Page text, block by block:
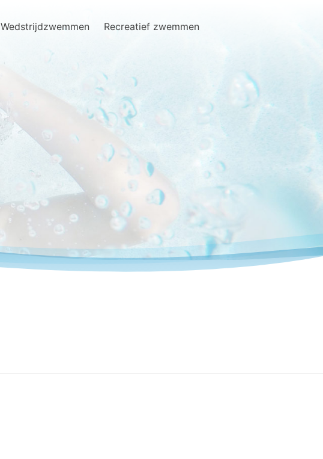
Wedstrijdzwemmen
Recreatief zwemmen
for: